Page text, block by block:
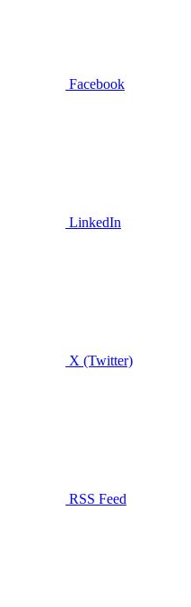
Facebook
LinkedIn
X (Twitter)
RSS Feed